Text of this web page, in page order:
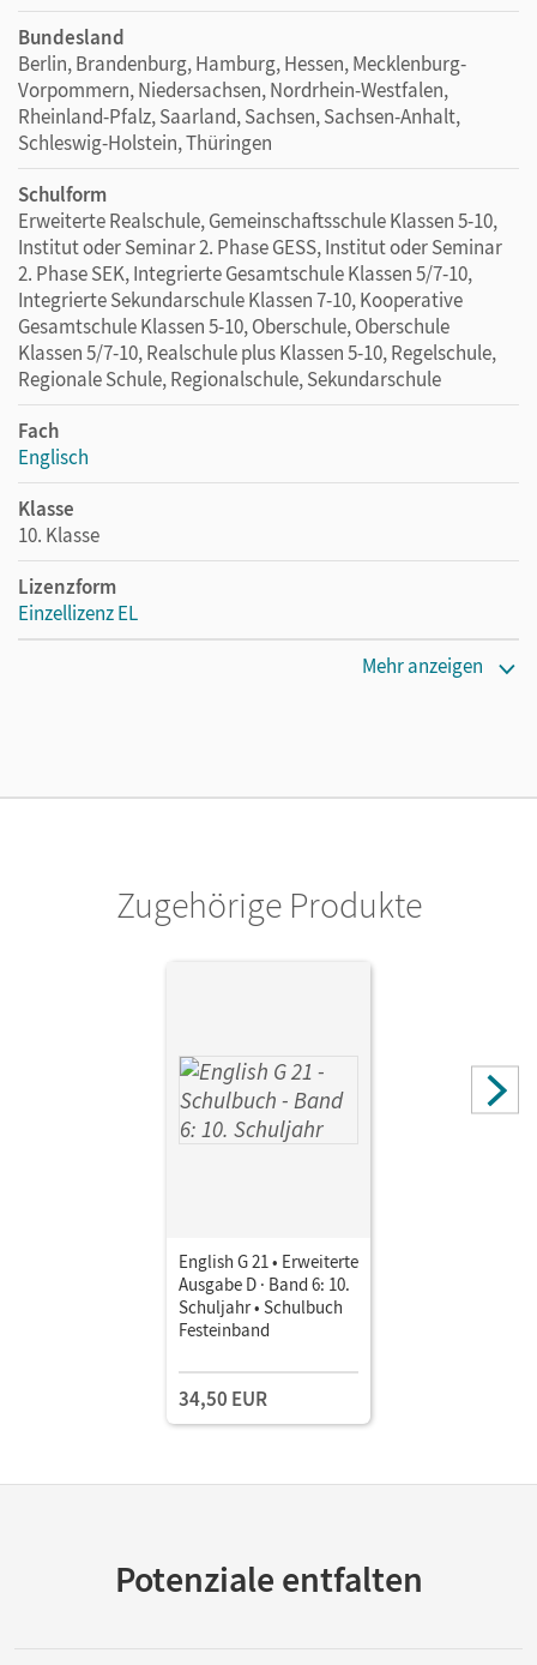
Bundesland
Berlin, Brandenburg, Hamburg, Hessen, Mecklenburg-
Vorpommern, Niedersachsen, Nordrhein-Westfalen,
Rheinland-Pfalz, Saarland, Sachsen, Sachsen-Anhalt,
Schleswig-Holstein, Thüringen
Schulform
Erweiterte Realschule, Gemeinschaftsschule Klassen 5-10,
Institut oder Seminar 2. Phase GESS, Institut oder Seminar
2. Phase SEK, Integrierte Gesamtschule Klassen 5/7-10,
Integrierte Sekundarschule Klassen 7-10, Kooperative
Gesamtschule Klassen 5-10, Oberschule, Oberschule
Klassen 5/7-10, Realschule plus Klassen 5-10, Regelschule,
Regionale Schule, Regionalschule, Sekundarschule
Fach
Englisch
Klasse
10. Klasse
Lizenzform
Einzellizenz EL
Mehr anzeigen
Zugehörige Produkte
English G 21 • Erweiterte
Ausgabe D · Band 6: 10.
Schuljahr • Schulbuch
Festeinband
34,50 EUR
Potenziale entfalten